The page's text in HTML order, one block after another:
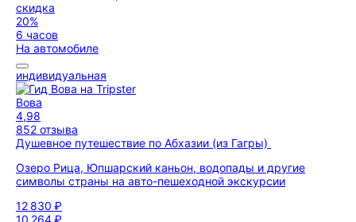
скидка
20%
6 часов
На автомобиле
индивидуальная
Вова
4,98
852 отзыва
Душевное путешествие по Абхазии (из Гагры)
Озеро Рица, Юпшарский каньон, водопады и другие
символы страны на авто-пешеходной экскурсии
12 830 ₽
10 264 ₽